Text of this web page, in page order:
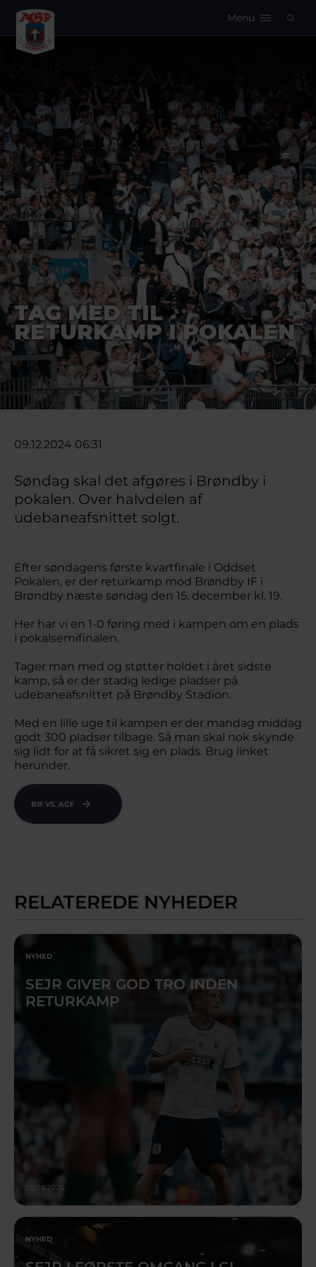
Menu
TAG MED TIL
RETURKAMP I POKALEN
09.12.2024 06:31
Søndag skal det afgøres i Brøndby i
pokalen. Over halvdelen af
udebaneafsnittet solgt.
Efter søndagens første kvartfinale i Oddset
Pokalen, er der returkamp mod Brøndby IF i
Brøndby næste søndag den 15. december kl. 19.
Her har vi en 1-0 føring med i kampen om en plads
i pokalsemifinalen.
Tager man med og støtter holdet i året sidste
kamp, så er der stadig ledige pladser på
udebaneafsnittet på Brøndby Stadion.
Med en lille uge til kampen er der mandag middag
godt 300 pladser tilbage. Så man skal nok skynde
sig lidt for at få sikret sig en plads. Brug linket
herunder.
BIF VS. AGF
RELATEREDE NYHEDER
NYHED
SEJR GIVER GOD TRO INDEN
RETURKAMP
05.08.2026
NYHED